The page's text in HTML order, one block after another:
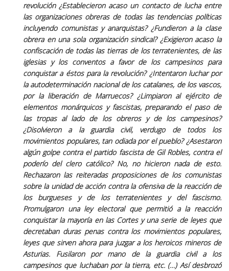
revolución ¿Establecieron acaso un contacto de lucha entre
las organizaciones obreras de todas las tendencias políticas
incluyendo comunistas y anarquistas? ¿Fundieron a la clase
obrera en una sola organización sindical? ¿Exigieron acaso la
confiscación de todas las tierras de los terratenientes, de las
iglesias y los conventos a favor de los campesinos para
conquistar a éstos para la revolución? ¿Intentaron luchar por
la autodeterminación nacional de los catalanes, de los vascos,
por la liberación de Marruecos? ¿Limpiaron al ejército de
elementos monárquicos y fascistas, preparando el paso de
las tropas al lado de los obreros y de los campesinos?
¿Disolvieron a la guardia civil, verdugo de todos los
movimientos populares, tan odiada por el pueblo? ¿Asestaron
algún golpe contra el partido fascista de Gil Robles, contra el
poderío del clero católico? No, no hicieron nada de esto.
Rechazaron las reiteradas proposiciones de los comunistas
sobre la unidad de acción contra la ofensiva de la reacción de
los burgueses y de los terratenientes y del fascismo.
Promulgaron una ley electoral que permitió a la reacción
conquistar la mayoría en las Cortes y una serie de leyes que
decretaban duras penas contra los movimientos populares,
leyes que sirven ahora para juzgar a los heroicos mineros de
Asturias. Fusilaron por mano de la guardia civil a los
campesinos que luchaban por la tierra, etc. (…) Así desbrozó